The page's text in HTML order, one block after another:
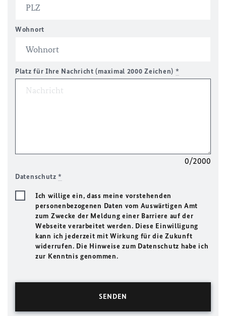
Wohnort
Platz für Ihre Nachricht (maximal 2000 Zeichen) *
0/2000
Datenschutz*
Ich willige ein, dass meine vorstehenden
personenbezogenen Daten vom Auswärtigen Amt
zum Zwecke der Meldung einer Barriere auf der
Webseite verarbeitet werden. Diese Einwilligung
kann ich jederzeit mit Wirkung für die Zukunft
widerrufen. Die Hinweise zum Datenschutz habe ich
zur Kenntnis genommen.